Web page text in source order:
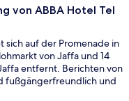
von ABBA Hotel Tel
sich auf der Promenade in
von Jaffa und 14
entfernt. Berichten von
fußgängerfreundlich und